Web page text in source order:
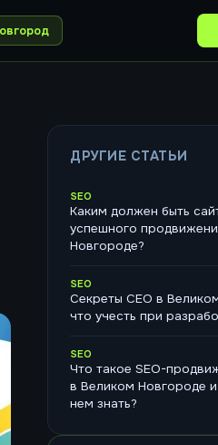
ДРУГИЕ СТАТЬИ
SEO
Каким должен быть
успешного
Новгороде?
SEO
Секреты СЕО в
что учесть при
SEO
Что такое SEO-
в Великом Новгороде
нем знать?